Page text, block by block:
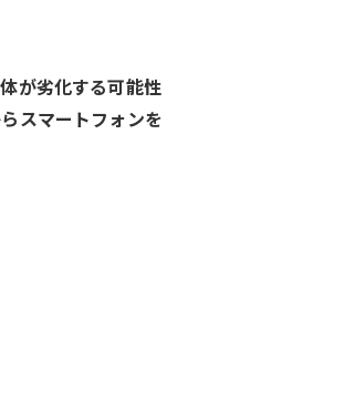
が劣化する可能性
スマートフォンを